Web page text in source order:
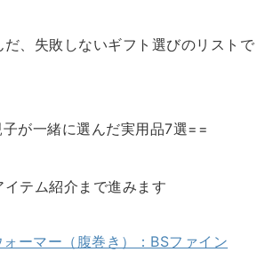
、失敗しないギフト選びのリストで
が一緒に選んだ実用品7選==
テム紹介まで進みます
ォーマー（腹巻き）：BSファイン